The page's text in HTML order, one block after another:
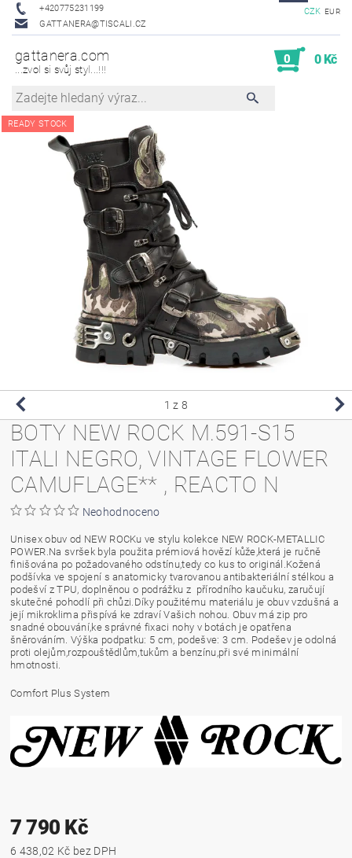
+420775231199
GATTANERA@TISCALI.CZ
CZK EUR
gattanera.com
...zvol si svůj styl...!!!
0 0 Kč
READY STOCK
1 z 8
BOTY NEW ROCK M.591-S15
ITALI NEGRO, VINTAGE FLOWER
CAMUFLAGE** , REACTO N
Neohodnoceno
Unisex obuv od NEW ROCKu ve stylu kolekce NEW ROCK-METALLIC
POWER.Na svršek byla použita prémiová hovězí kůže,která je ručně
finišována po požadovaného odstínu,tedy co kus to originál.Kožená
podšívka ve spojení s anatomicky tvarovanou antibakteriální stélkou a
podešví z TPU, doplněnou o podrážku z přírodního kaučuku, zaručují
skutečné pohodlí při chůzi.Díky použitému materiálu je obuv vzdušná a
její mikroklima přispívá ke zdraví Vašich nohou. Obuv má zip pro
snadné obouvání,ke správné fixaci nohy v botách je opatřena
šněrováním. Výška podpatku: 5 cm, podešve: 3 cm. Podešev je odolná
proti olejům,rozpouštědlům,tukům a benzínu,při své minimální
hmotnosti.
Comfort Plus System
7 790 Kč
6 438,02 Kč bez DPH